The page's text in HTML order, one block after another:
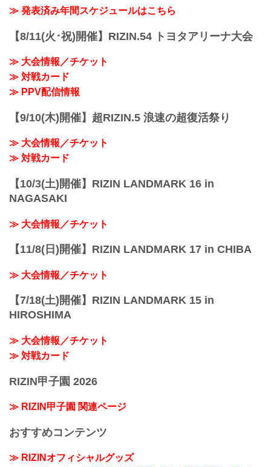
≫ 発表済み年間スケジュールはこちら
【8/11(火･祝)開催】RIZIN.54 トヨタアリーナ大会
≫ 大会情報／チケット
≫ 対戦カード
≫ PPV配信情報
【9/10(木)開催】超RIZIN.5 浪速の超復活祭り
≫ 大会情報／チケット
≫ 対戦カード
【10/3(土)開催】RIZIN LANDMARK 16 in
NAGASAKI
≫ 大会情報／チケット
【11/8(日)開催】RIZIN LANDMARK 17 in CHIBA
≫ 大会情報／チケット
【7/18(土)開催】RIZIN LANDMARK 15 in
HIROSHIMA
≫ 大会情報／チケット
≫ 対戦カード
RIZIN甲子園 2026
≫ RIZIN甲子園 関連ページ
おすすめコンテンツ
≫ RIZINオフィシャルグッズ